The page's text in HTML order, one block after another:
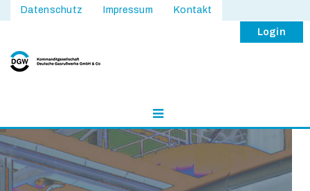
Datenschutz Impressum Kontakt
Login